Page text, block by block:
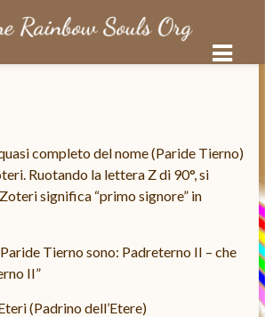
completo del nome (Paride Tierno)
Ruotando la lettera Z di 90°, si
significa “primo signore” in
Tierno sono: Padreterno II – che
II”
(Padrino dell’Etere)